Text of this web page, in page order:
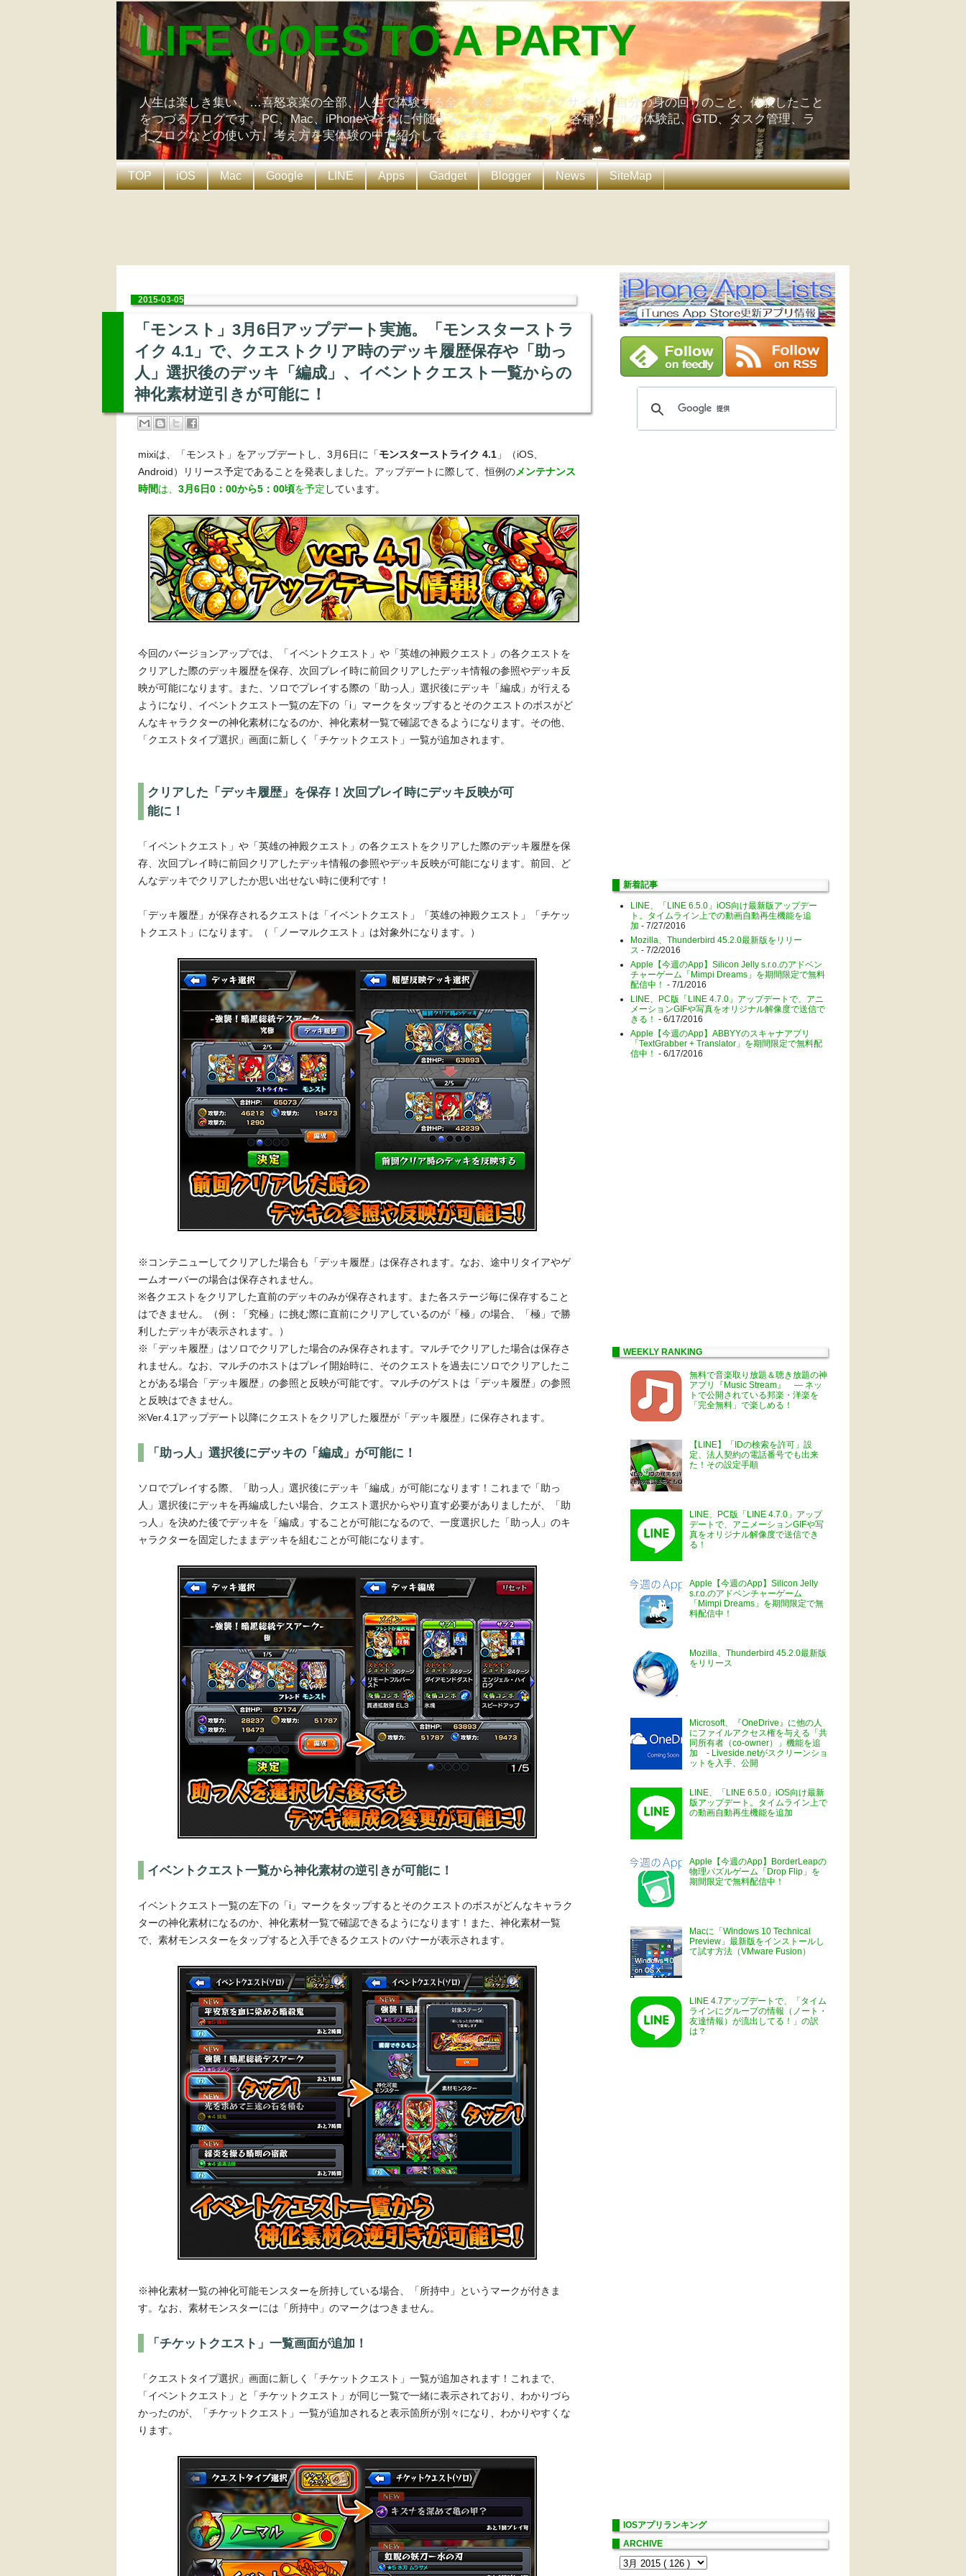
LIFE GOES TO A PARTY
人生は楽しき集い、…喜怒哀楽の全部、人生で体験する全てを楽しもうブログサイト。自分の身の回りのこと、体験したこと
をつづるブログです。PC、Mac、iPhoneやそれに付随するアプリケーション、各種ツールの体験記、GTD、タスク管理、ラ
イフログなどの使い方、考え方を実体験の中で紹介していきます。
TOP iOS Mac Google LINE Apps Gadget Blogger News SiteMap
2015-03-05
「モンスト」3月6日アップデート実施。「モンスターストラ
イク 4.1」で、クエストクリア時のデッキ履歴保存や「助っ
人」選択後のデッキ「編成」、イベントクエスト一覧からの
神化素材逆引きが可能に！
mixiは、「モンスト」をアップデートし、3月6日に「モンスターストライク 4.1 」（iOS、
Android）リリース予定であることを発表しました。アップデートに際して、恒例のメンテナンス
時間は、 3月6日0：00から5：00頃を予定 しています。
今回のバージョンアップでは、「イベントクエスト」や「英雄の神殿クエスト」の各クエストを
クリアした際のデッキ履歴を保存、次回プレイ時に前回クリアしたデッキ情報の参照やデッキ反
映が可能になります。また、ソロでプレイする際の「助っ人」選択後にデッキ「編成」が行える
ようになり、イベントクエスト一覧の左下の「i」マークをタップするとそのクエストのボスがど
んなキャラクターの神化素材になるのか、神化素材一覧で確認できるようになります。その他、
「クエストタイプ選択」画面に新しく「チケットクエスト」一覧が追加されます。
クリアした「デッキ履歴」を保存！次回プレイ時にデッキ反映が可
能に！
「イベントクエスト」や「英雄の神殿クエスト」の各クエストをクリアした際のデッキ履歴を保
存、次回プレイ時に前回クリアしたデッキ情報の参照やデッキ反映が可能になります。前回、ど
んなデッキでクリアしたか思い出せない時に便利です！
「デッキ履歴」が保存されるクエストは「イベントクエスト」「英雄の神殿クエスト」「チケッ
トクエスト」になります。（「ノーマルクエスト」は対象外になります。）
※コンテニューしてクリアした場合も「デッキ履歴」は保存されます。なお、途中リタイアやゲ
ームオーバーの場合は保存されません。
※各クエストをクリアした直前のデッキのみが保存されます。また各ステージ毎に保存すること
はできません。（例：「究極」に挑む際に直前にクリアしているのが「極」の場合、「極」で勝
利したデッキが表示されます。）
※「デッキ履歴」はソロでクリアした場合のみ保存されます。マルチでクリアした場合は保存さ
れません。なお、マルチのホストはプレイ開始時に、そのクエストを過去にソロでクリアしたこ
とがある場合「デッキ履歴」の参照と反映が可能です。マルチのゲストは「デッキ履歴」の参照
と反映はできません。
※Ver.4.1アップデート以降にクエストをクリアした履歴が「デッキ履歴」に保存されます。
「助っ人」選択後にデッキの「編成」が可能に！
ソロでプレイする際、「助っ人」選択後にデッキ「編成」が可能になります！これまで「助っ
人」選択後にデッキを再編成したい場合、クエスト選択からやり直す必要がありましたが、「助
っ人」を決めた後でデッキを「編成」することが可能になるので、一度選択した「助っ人」のキ
ャラクターを固定したままデッキを組むことが可能になります。
イベントクエスト一覧から神化素材の逆引きが可能に！
イベントクエスト一覧の左下の「i」マークをタップするとそのクエストのボスがどんなキャラク
ターの神化素材になるのか、神化素材一覧で確認できるようになります！また、神化素材一覧
で、素材モンスターをタップすると入手できるクエストのバナーが表示されます。
※神化素材一覧の神化可能モンスターを所持している場合、「所持中」というマークが付きま
す。なお、素材モンスターには「所持中」のマークはつきません。
「チケットクエスト」一覧画面が追加！
「クエストタイプ選択」画面に新しく「チケットクエスト」一覧が追加されます！これまで、
「イベントクエスト」と「チケットクエスト」が同じ一覧で一緒に表示されており、わかりづら
かったのが、「チケットクエスト」一覧が追加されると表示箇所が別々になり、わかりやすくな
ります。
新着記事
LINE、「LINE 6.5.0」iOS向け最新版アップデー
ト。タイムライン上での動画自動再生機能を追
加 - 7/27/2016
Mozilla、Thunderbird 45.2.0最新版をリリー
ス - 7/2/2016
Apple【今週のApp】Silicon Jelly s.r.o.のアドベン
チャーゲーム「Mimpi Dreams」を期間限定で無料
配信中！ - 7/1/2016
LINE、PC版「LINE 4.7.0」アップデートで、アニ
メーションGIFや写真をオリジナル解像度で送信で
きる！ - 6/17/2016
Apple【今週のApp】ABBYYのスキャナアプリ
「TextGrabber + Translator」を期間限定で無料配
信中！ - 6/17/2016
WEEKLY RANKING
無料で音楽取り放題＆聴き放題の神
アプリ『Music Stream』 ― ネッ
トで公開されている邦楽・洋楽を
「完全無料」で楽しめる！
【LINE】「IDの検索を許可」設
定、法人契約の電話番号でも出来
た！その設定手順
LINE、PC版「LINE 4.7.0」アップ
デートで、アニメーションGIFや写
真をオリジナル解像度で送信でき
る！
Apple【今週のApp】Silicon Jelly
s.r.o.のアドベンチャーゲーム
「Mimpi Dreams」を期間限定で無
料配信中！
Mozilla、Thunderbird 45.2.0最新版
をリリース
Microsoft、『OneDrive』に他の人
にファイルアクセス権を与える「共
同所有者（co-owner）」機能を追
加 - Liveside.netがスクリーンショ
ットを入手、公開
LINE、「LINE 6.5.0」iOS向け最新
版アップデート。タイムライン上で
の動画自動再生機能を追加
Apple【今週のApp】BorderLeapの
物理パズルゲーム「Drop Flip」を
期間限定で無料配信中！
Macに「Windows 10 Technical
Preview」最新版をインストールし
て試す方法（VMware Fusion）
LINE 4.7アップデートで、「タイム
ラインにグループの情報（ノート・
友達情報）が流出してる！」の訳
は？
IOSアプリランキング
ARCHIVE